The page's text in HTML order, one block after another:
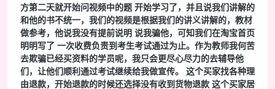
方第二天就开始问视频中的题 开始学习了，并且说我们讲解的
和他的书不统一，我们的视频是根据我们的讲义讲解的，教材
做参考，他说我没有提前说明 说我骗他，可知我们在淘宝首页
明明写了 一次收费负责到考生考试通过为止。作为教师我何苦
去欺骗已经买资料的学员呢，我只会更尽心尽力的去辅导他
们，让他们顺利通过考试继续给我做宣传。 这个买家找各种理
由退款，开始退款的时候还选择没有收到货物退款 这个买家居